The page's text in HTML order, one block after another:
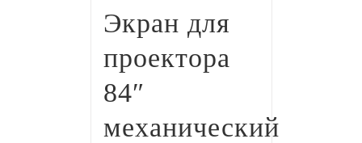
Экран для
проектора
84″
механический